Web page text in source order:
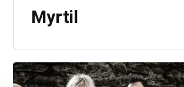
Myrtil